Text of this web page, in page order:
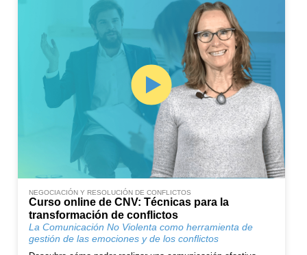
NEGOCIACIÓN Y RESOLUCIÓN DE CONFLICTOS
Curso online de CNV: Técnicas para la
transformación de conflictos
La Comunicación No Violenta como herramienta de
gestión de las emociones y de los conflictos